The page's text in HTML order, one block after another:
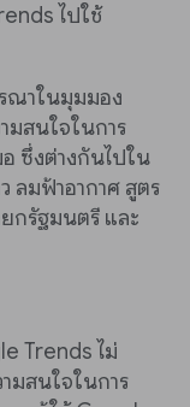
ไปใช้
ณาในมุมมอง
มสนใจในการ
ซึ่งต่างกันไปใน
ลมฟ้าอากาศ สูตร
กรัฐมนตรี และ
Trends ไม่
มสนใจในการ